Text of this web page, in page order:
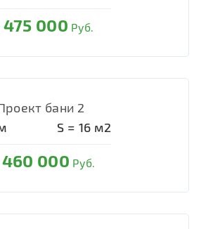
475 000 Руб.
бани 2
S = 16 м2
460 000 Руб.